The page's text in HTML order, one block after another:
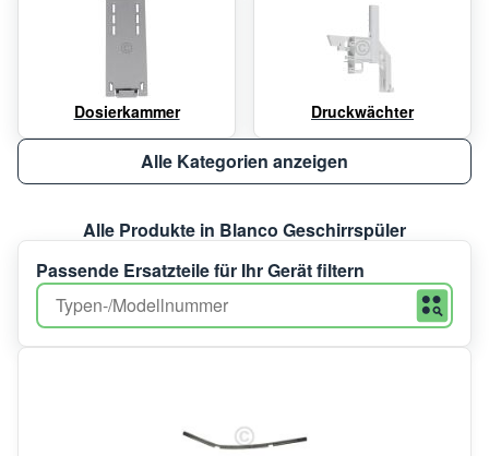
Dosierkammer Druckwächter
Alle Kategorien anzeigen
Alle Produkte in Blanco Geschirrspüler
Passende Ersatzteile für Ihr Gerät filtern